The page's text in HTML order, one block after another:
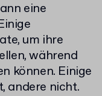
eine
um ihre
während
können. Einige
andere nicht.